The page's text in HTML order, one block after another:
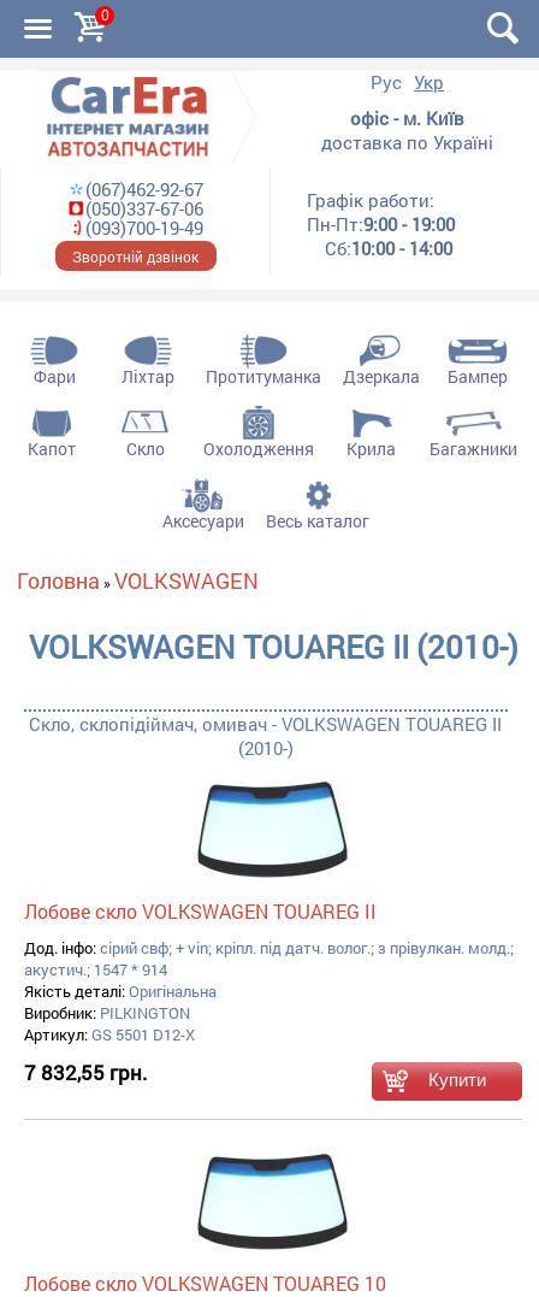
0
Рус Укр
офіс - м. Київ
доставка по Україні
(067)462-92-67
(050)337-67-06
(093)700-19-49
Зворотній дзвінок
Графік работи:
Пн-Пт:9:00 - 19:00
Сб:10:00 - 14:00
Фари Ліхтар Протитуманка Дзеркала Бампер
Капот Скло Охолодження Крила Багажники
Аксесуари Весь каталог
Ви є тут
Головна »VOLKSWAGEN
VOLKSWAGEN TOUAREG II (2010-)
Скло, склопідіймач, омивач - VOLKSWAGEN TOUAREG II
(2010-)
Лобове скло VOLKSWAGEN TOUAREG II
Дод. інфо:сірий свф; + vin; кріпл. під датч. волог.; з прівулкан. молд.;
акустич.; 1547 * 914
Якість деталі:Оригінальна
Виробник: PILKINGTON
Артикул:GS 5501 D12-X
7 832,55 грн.
Лобове скло VOLKSWAGEN TOUAREG 10